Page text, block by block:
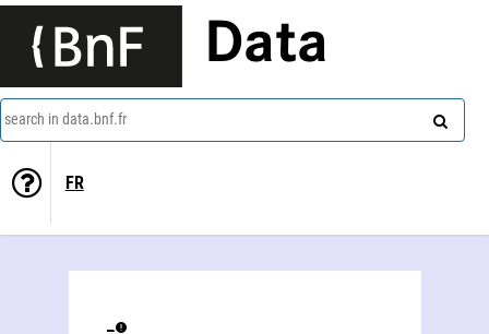
Data
search in data.bnf.fr
FR